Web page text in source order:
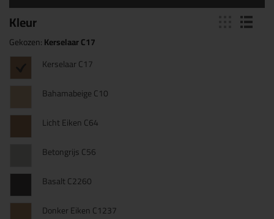
Kleur
Gekozen:Kerselaar C17
Kerselaar C17
Bahamabeige C10
Licht Eiken C64
Betongrijs C56
Basalt C2260
Donker Eiken C1237